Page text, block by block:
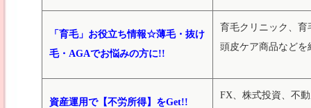
「育毛」お役立ち情報☆薄毛・抜け
毛・AGAでお悩みの方に!!
育毛クリニック、
頭皮ケア商品などを
資産運用で【不労所得】をGet!!
FX、株式投資、不